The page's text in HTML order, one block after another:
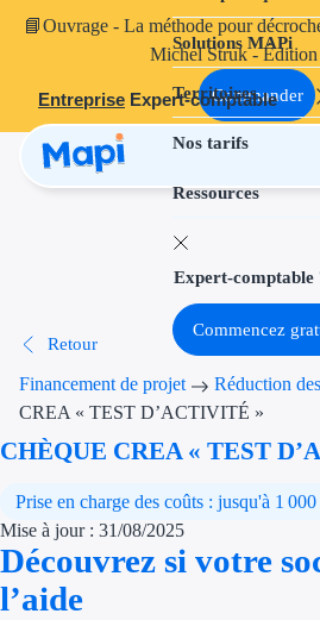
📘Ouvrage - La méthode pour
Michel Struk -
Commander
Entreprise Expert-comptable
Solutions MAPi
Territoires
Nos tarifs
Ressources
Expert-comptable
Commencez
Retour
Financement de projet Réduction
CREA « TEST D’ACTIVITÉ »
CHÈQUE CREA « TEST
Prise en charge des coûts : jusqu'à 1 000
Mise à jour : 31/08/2025
Découvrez si votre
l’aide